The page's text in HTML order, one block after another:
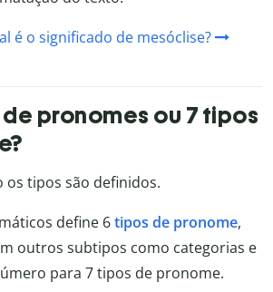
é o significado de mesóclise?
pronomes ou 7 tipos
os tipos são definidos.
define 6tipos de pronome,
outros subtipos como categorias e
para 7 tipos de pronome.